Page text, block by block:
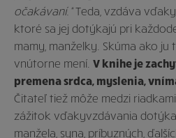
očakávaní.“Teda, vzdáva
ktoré sa jej dotýkajú pri
mamy, manželky. Skúma ako
vnútorne mení. V knihe je
premena srdca, myslenia,
Čitateľ tiež môže medzi
zážitok vďakyvzdávania dotýka
manžela, syna, príbuzných,